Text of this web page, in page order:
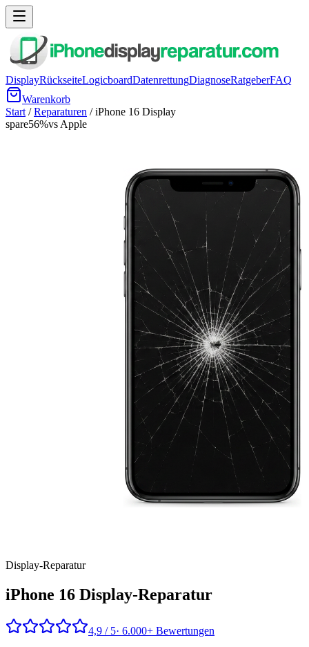
DisplayRückseiteLogicboardDatenrettungDiagnoseRatgeberFAQ
Warenkorb
Start /Reparaturen /iPhone 16 Display
spare56%vs Apple
Display-Reparatur
iPhone 16 Display-Reparatur
4,9 / 5· 6.000+ Bewertungen